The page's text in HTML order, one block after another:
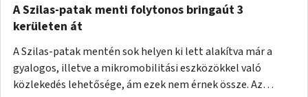
A Szilas-patak menti folytonos bringaút 3
kerületen át
A Szilas-patak mentén sok helyen ki lett alakítva már a
gyalogos, illetve a mikromobilitási eszközökkel való
közlekedés lehetősége, ám ezek nem érnek össze. Az